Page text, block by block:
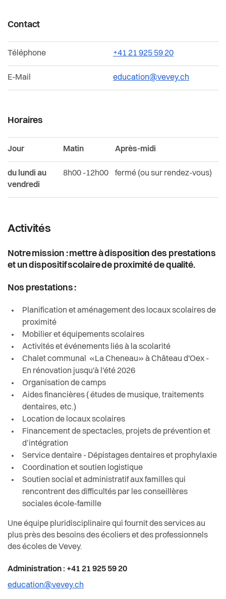
Affaires intercommunales de la Riviera
Organigramme de l'Administration communale
Contact
Téléphone +41 21 925 59 20
E-Mail education@vevey.ch
Horaires
Jour Matin Après-midi
du lundi au
vendredi
8h00 -12h00 fermé (ou sur rendez-vous)
Activités
Notre mission : mettre à disposition des prestations
et un dispositif scolaire de proximité de qualité.
Nos prestations :
Planification et aménagement des locaux scolaires de
proximité
Mobilier et équipements scolaires
Activités et événements liés à la scolarité
Chalet communal «La Cheneau» à Château d'Oex -
En rénovation jusqu'à l'été 2026
Organisation de camps
Aides financières ( études de musique, traitements
dentaires, etc.)
Location de locaux scolaires
Financement de spectacles, projets de prévention et
d’intégration
Service dentaire - Dépistages dentaires et prophylaxie
Coordination et soutien logistique
Soutien social et administratif aux familles qui
rencontrent des difficultés par les conseillères
sociales école-famille
Une équipe pluridisciplinaire qui fournit des services au
plus près des besoins des écoliers et des professionnels
des écoles de Vevey.
Administration : +41 21 925 59 20
education@vevey.ch